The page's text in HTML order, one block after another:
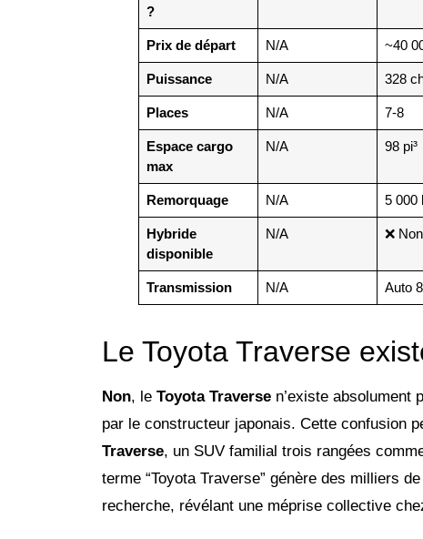
?
Prix de départ N/A ~40
Puissance N/A 328
Places N/A 7-8
Espace cargo
max
N/A 98 pi³
Remorquage N/A 5 000
Hybride
disponible
N/A ❌ Non
Transmission N/A Auto
Le Toyota Traverse
Non, le Toyota Traverse n’existe absolument
par le constructeur japonais. Cette confusion
Traverse, un SUV familial trois rangées
terme “Toyota Traverse” génère des milliers
recherche, révélant une méprise collective